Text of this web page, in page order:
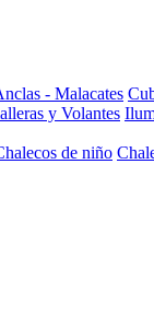
- Malacates
y Volantes
de niño